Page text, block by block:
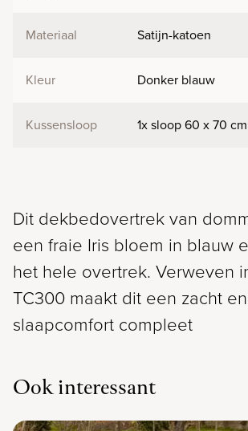
Materiaal Satijn-katoen
Kleur Donker blauw
Kussensloop 1x sloop 60 x 70 cm
Dit dekbedovertrek van
een fraie Iris bloem in blauw
het hele overtrek. Verweven
TC300 maakt dit een zacht
slaapcomfort compleet
Ook interessant